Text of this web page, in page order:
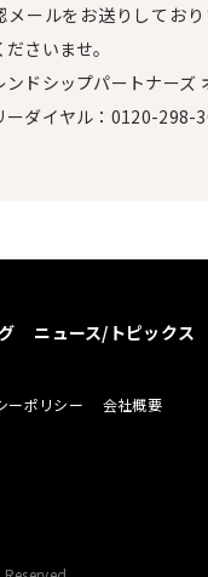
メールをお送りしてお
さいませ。
ドシップパートナーズ
ダイヤル： 0120-298-
ニュース/トピックス
ーポリシー 会社概要